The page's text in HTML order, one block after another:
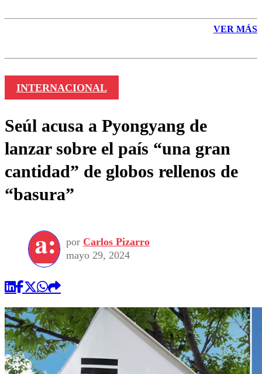
VER MÁS
INTERNACIONAL
Seúl acusa a Pyongyang de
lanzar sobre el país “una gran
cantidad” de globos rellenos de
“basura”
por Carlos Pizarro
mayo 29, 2024